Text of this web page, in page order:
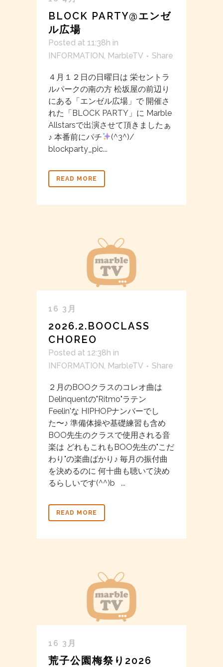
BLOCK PARTY@エンゼ
ル広場
Posted at 11:38h in
INFORMATION MarbleTV Share
４月１２日の日曜日は 栄セントラ
ルパークの南の方 松坂屋の前辺り
にある「エンゼル広場」で 開催さ
れた「BLOCK PARTY」に Marble
Allstarsで出演させて頂きましたぁ
♪ 本番前にパチ
(^3^)/
blockparty_pic...
READ MORE
16 3月
2026.2.BOOCLASS
CHOREO
Posted at 12:38h in
INFORMATION, MarbleTV Share
２月のBOOクラスのコレオ曲は
Delinquentの"Ritmo"ラテン
Feelin'な HIPHOPナンバーでし
た〜♪ 準備体操や基礎練習も含め
BOO先生のクラスで使用される音
楽は どれもこれもBOO先生の"こだ
わり"の楽曲ばかり♪ 毎月の振付曲
を決めるのに 何十曲も聴いて決め
るらしいです(^^)b ...
READ MORE
16 3月
荒子公園梅祭り2026